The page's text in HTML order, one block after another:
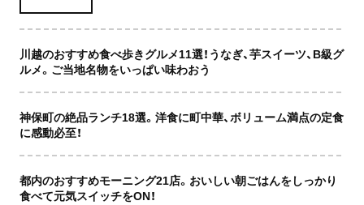
川越のおすすめ食べ歩きグルメ11選！うなぎ、芋スイーツ、B級グ
ルメ。ご当地名物をいっぱい味わおう
神保町の絶品ランチ18選。洋食に町中華、ボリューム満点の定食
に感動必至！
都内のおすすめモーニング21店。おいしい朝ごはんをしっかり
食べて元気スイッチをON！